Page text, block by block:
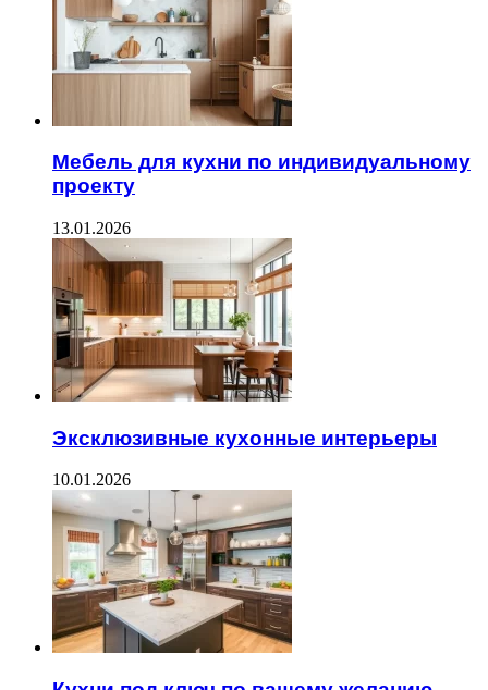
Мебель для кухни по индивидуальному
проекту
13.01.2026
Эксклюзивные кухонные интерьеры
10.01.2026